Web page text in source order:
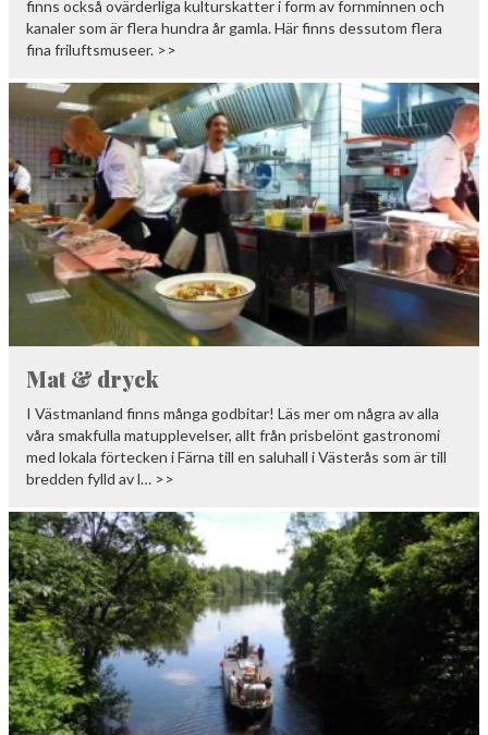
finns också ovärderliga kulturskatter i form av fornminnen och
kanaler som är flera hundra år gamla. Här finns dessutom flera
fina friluftsmuseer. >>
Mat & dryck
I Västmanland finns många godbitar! Läs mer om några av alla
våra smakfulla matupplevelser, allt från prisbelönt gastronomi
med lokala förtecken i Färna till en saluhall i Västerås som är till
bredden fylld av l… >>